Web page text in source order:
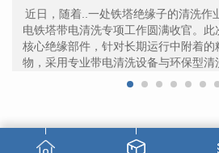
近日，随着..一处铁塔绝缘子的清洗作
电铁塔带电清洗专项工作圆满收官。
核心绝缘部件，针对长期运行中附着
物，采用专业带电清洗设备与环保型清
安全规程。作业人员全程穿戴绝缘防